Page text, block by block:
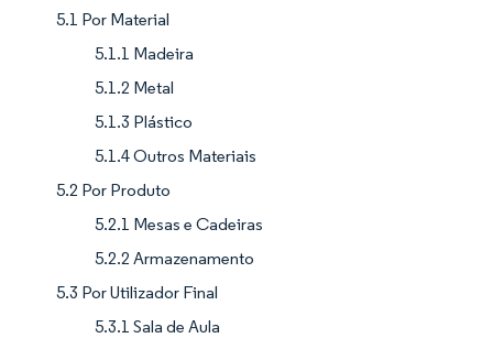
5.1 Por Material
5.1.1 Madeira
5.1.2 Metal
5.1.3 Plástico
5.1.4 Outros Materiais
5.2 Por Produto
5.2.1 Mesas e Cadeiras
5.2.2 Armazenamento
5.3 Por Utilizador Final
5.3.1 Sala de Aula